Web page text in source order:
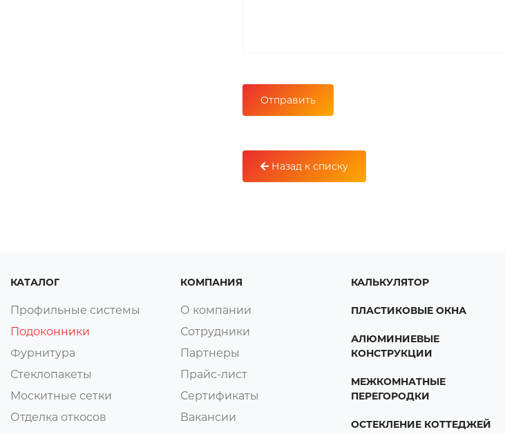
Назад к списку
КАТАЛОГ
Профильные системы
Подоконники
Фурнитура
Стеклопакеты
Москитные сетки
Отделка откосов
КОМПАНИЯ
О компании
Сотрудники
Партнеры
Прайс-лист
Сертификаты
Вакансии
КАЛЬКУЛЯТОР
ПЛАСТИКОВЫЕ ОКНА
АЛЮМИНИЕВЫЕ
КОНСТРУКЦИИ
МЕЖКОМНАТНЫЕ
ПЕРЕГОРОДКИ
ОСТЕКЛЕНИЕ КОТТЕДЖЕЙ